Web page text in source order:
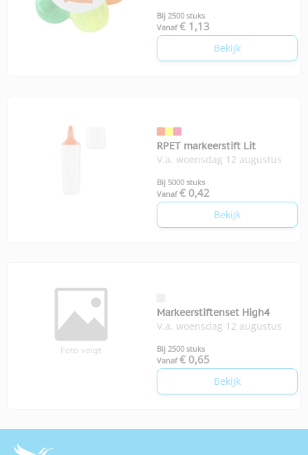
Bij 2500 stuks
Vanaf € 1,13
Bekijk
RPET markeerstift Lit
V.a. woensdag 12 augustus
Bij 5000 stuks
Vanaf € 0,42
Bekijk
Markeerstiftenset High4
V.a. woensdag 12 augustus
Bij 2500 stuks
Vanaf € 0,65
Bekijk